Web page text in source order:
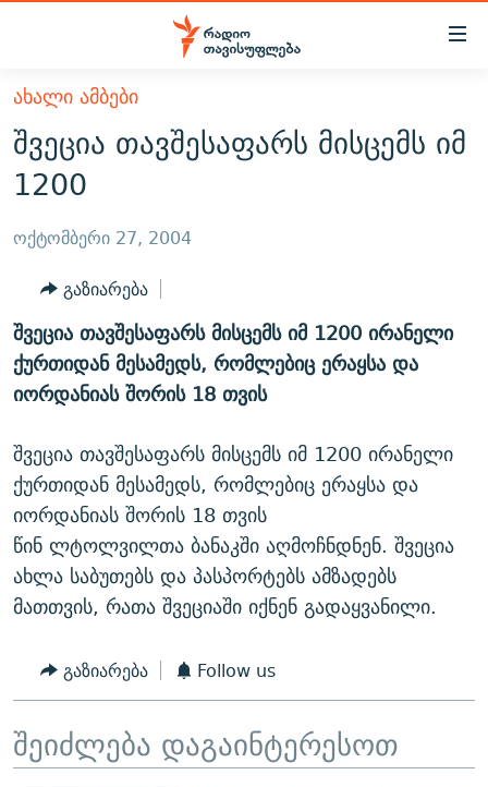
Accessibility
მთავარ
შინაარსზე
დაბრუნება
მთავარ
დაბრუნება
ძიებაზე
დაბრუნება
ᲐᲮᲐᲚᲘ ᲐᲛᲑᲔᲑᲘ
ᲗᲔᲛᲔᲑᲘ
ᲞᲝᲚᲘᲢᲘᲙᲐ
ᲔᲙᲝᲜᲝᲛᲘᲙᲐ
ᲡᲐᲖᲝᲒᲐᲓᲝᲔᲑᲐ
ᲡᲞᲝᲠᲢᲘ
ᲕᲘᲓᲔᲝ
ᲑᲚᲝᲒᲔᲑᲘ
ᲞᲝᲓᲙᲐᲡᲢᲔᲑᲘ
ᲜᲘᲙᲝᲡ ᲞᲝᲓᲙᲐᲡᲢᲘ
60 ᲓᲔᲪᲘᲑᲔᲚᲘ
ᲓᲘᲚᲘᲡ ᲡᲐᲣᲑᲠᲔᲑᲘ
ᲛᲝᲚᲐᲞᲐᲠᲐᲙᲔ ᲢᲔᲥᲡᲢᲔᲑᲘ
ᲨᲘᲜ - ᲣᲪᲮᲝᲔᲗᲨᲘ
ᲚᲘᲢᲔᲠᲐᲢᲣᲠᲣᲚᲘ ᲬᲐᲮᲜᲐᲒᲔᲑᲘ
ᲐᲛᲔᲠᲘᲙᲣᲚᲘ ᲛᲝᲗᲮᲠᲝᲑᲐ
ᲘᲛᲞᲔᲠᲘᲐ ᲓᲐ ᲠᲐᲓᲘᲝ
ᲗᲐᲕᲘᲡᲣᲤᲚᲔᲑᲘᲡ ᲛᲝᲜᲘᲢᲝᲠᲘ
ᲤᲔᲜᲝᲕᲐᲜᲘ - 2.10
ᲗᲥᲕᲔᲜᲘ ᲞᲣᲑᲚᲘᲙᲐᲪᲘᲔᲑᲘ
ᲞᲠᲝᲔᲥᲢᲔᲑᲘ
ᲓᲐᲛᲝᲣᲙᲘᲓᲔᲑᲚᲝᲑᲘᲡ 100 ᲬᲔᲚᲘ
ᲩᲔᲛᲘ ᲡᲘᲙᲕᲓᲘᲚᲘᲡ ᲛᲘᲖᲔᲖᲘᲐ COVID-19
11 ᲬᲔᲚᲘ - 11 ᲐᲛᲑᲐᲕᲘ
ᲡᲐᲞᲐᲠᲚᲐᲛᲔᲜᲢᲝ ᲐᲠᲩᲔᲕᲜᲔᲑᲘᲡ ᲘᲡᲢᲝᲠᲘᲐ
ᲑᲐᲕᲨᲕᲔᲑᲘ ᲞᲠᲝᲡᲢᲘᲢᲣᲪᲘᲐᲨᲘ - ᲐᲛᲝᲣᲗᲥᲛᲔᲚᲘ ᲐᲛᲑᲐᲕᲘ
5 ᲐᲛᲑᲐᲕᲘ - 20 ᲘᲕᲜᲘᲡᲡ ᲓᲐᲨᲐᲕᲔᲑᲣᲚᲔᲑᲘ
ᲐᲒᲕᲘᲡᲢᲝᲡ ᲝᲛᲘ
ПРИВЕТ ᲙᲣᲚᲢᲣᲠᲐ
ЭХО КАВКАЗА
ᲒᲐᲛᲝᲘᲬᲔᲠᲔ
რთე/რთ-ის ყველა საიტი
ᲐᲮᲐᲚᲘ ᲐᲛᲑᲔᲑᲘ
შვეცია თავშესაფარს მისცემს იმ
1200
ოქტომბერი 27, 2004
გაზიარება
შვეცია თავშესაფარს მისცემს იმ 1200 ირანელი
ქურთიდან მესამედს, რომლებიც ერაყსა და
იორდანიას შორის 18 თვის
შვეცია თავშესაფარს მისცემს იმ 1200 ირანელი
ქურთიდან მესამედს, რომლებიც ერაყსა და
იორდანიას შორის 18 თვის
წინ ლტოლვილთა ბანაკში აღმოჩნდნენ. შვეცია
ახლა საბუთებს და პასპორტებს ამზადებს
მათთვის, რათა შვეციაში იქნენ გადაყვანილი.
გაზიარება Follow us
შეიძლება დაგაინტერესოთ